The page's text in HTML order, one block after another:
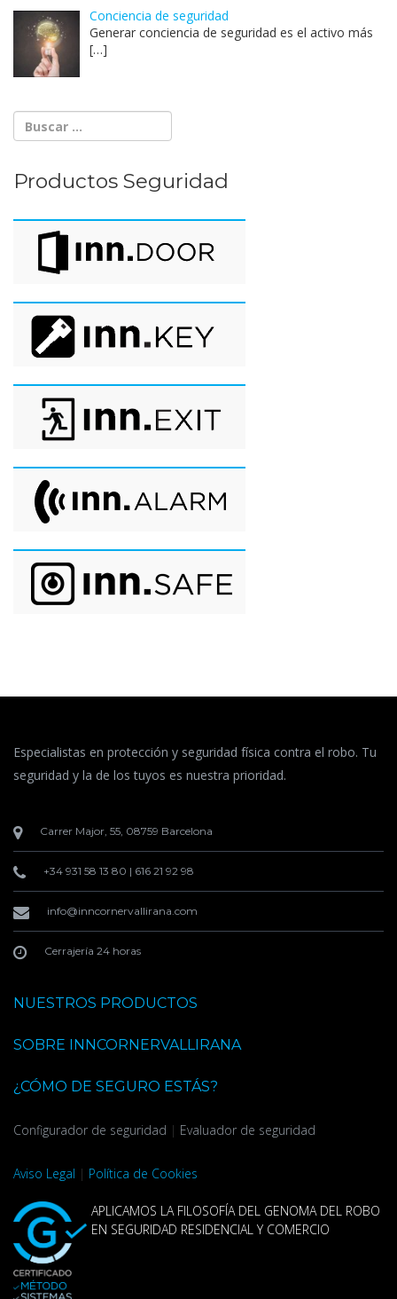
Conciencia de seguridad
Generar conciencia de seguridad es el activo más
[…]
Productos Seguridad
Especialistas en protección y seguridad física contra el robo. Tu
seguridad y la de los tuyos es nuestra prioridad.
Carrer Major, 55, 08759 Barcelona
+34 931 58 13 80 | 616 21 92 98
info@inncornervallirana.com
Cerrajería 24 horas
NUESTROS PRODUCTOS
SOBRE INNCORNERVALLIRANA
¿CÓMO DE SEGURO ESTÁS?
Configurador de seguridad | Evaluador de seguridad
Aviso Legal | Política de Cookies
APLICAMOS LA FILOSOFÍA DEL GENOMA DEL ROBO
EN SEGURIDAD RESIDENCIAL Y COMERCIO